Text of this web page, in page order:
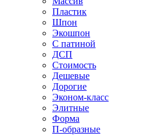
Пластик
Шпон
Экошпон
С патиной
ДСП
Стоимость
Дешевые
Дорогие
Эконом-класс
Элитные
Форма
П-образные